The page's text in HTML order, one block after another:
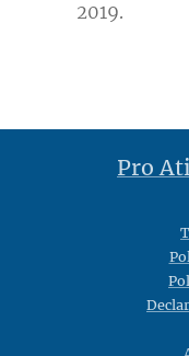
2019.
Pro